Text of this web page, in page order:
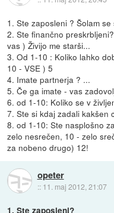
1. Ste zaposleni ? Šolam se
2. Ste finančno
vas ) Živijo me starši...
3. Od 1-10 : Koliko lahko
10 - VSE ) 5
4. Imate partnerja ? ...
5. Če ga imate - vas
6. od 1-10: Koliko se v
7. Ste si kdaj zadali kakšen
8. od 1-10: Ste nasplošno
zelo nesrečen, 10 - zelo
za nobeno drugo) 12!
opeter
:: 11. maj 2012, 21:07
1. Ste zaposleni?